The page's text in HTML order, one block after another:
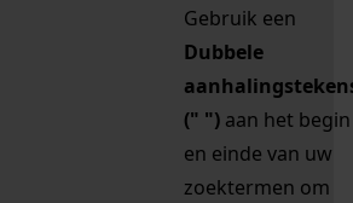
Gebruik een
Dubbele
(" ") aan het begin
en einde van uw
zoektermen om